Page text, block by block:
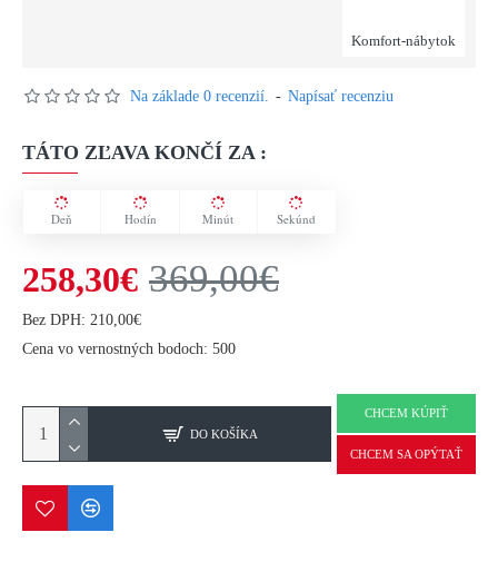
Komfort-nábytok
Na základe 0 recenzií. - Napísať recenziu
TÁTO ZĽAVA KONČÍ ZA :
Deň Hodín Minút Sekúnd
258,30€ 369,00€
Bez DPH: 210,00€
Cena vo vernostných bodoch: 500
DO KOŠÍKA
CHCEM KÚPIŤ
CHCEM SA OPÝTAŤ